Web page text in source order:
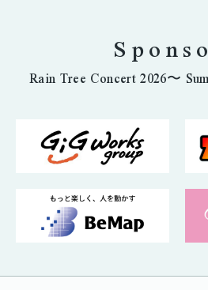
Rain Tree Concert 2026〜